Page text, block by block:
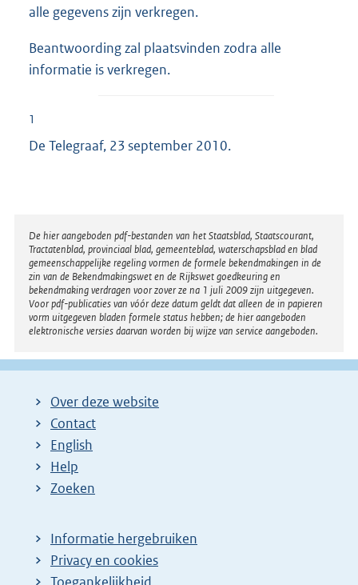
alle gegevens zijn verkregen.
Beantwoording zal plaatsvinden zodra alle
informatie is verkregen.
1
De Telegraaf, 23 september 2010.
Disclaimer
De hier aangeboden pdf-bestanden van het Staatsblad, Staatscourant,
Tractatenblad, provinciaal blad, gemeenteblad, waterschapsblad en blad
gemeenschappelijke regeling vormen de formele bekendmakingen in de
zin van de Bekendmakingswet en de Rijkswet goedkeuring en
bekendmaking verdragen voor zover ze na 1 juli 2009 zijn uitgegeven.
Voor pdf-publicaties van vóór deze datum geldt dat alleen de in papieren
vorm uitgegeven bladen formele status hebben; de hier aangeboden
elektronische versies daarvan worden bij wijze van service aangeboden.
Over deze website
Contact
English
Help
Zoeken
Informatie hergebruiken
Privacy en cookies